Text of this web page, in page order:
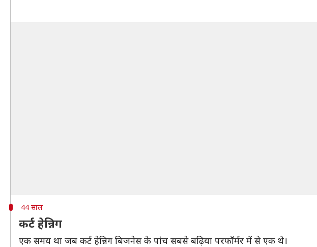
44 साल
कर्ट हेन्निग
एक समय था जब कर्ट हेन्निग बिजनेस के पांच सबसे बढ़िया परफॉर्मर में से एक थे।